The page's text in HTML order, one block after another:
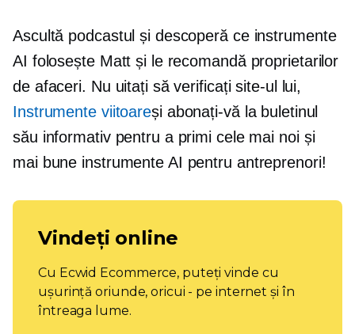
Ascultă podcastul și descoperă ce instrumente
AI folosește Matt și le recomandă proprietarilor
de afaceri. Nu uitați să verificați site-ul lui,
Instrumente viitoareși abonați-vă la buletinul
său informativ pentru a primi cele mai noi și
mai bune instrumente AI pentru antreprenori!
Vindeți online
Cu Ecwid Ecommerce, puteți vinde cu
ușurință oriunde, oricui - pe internet și în
întreaga lume.